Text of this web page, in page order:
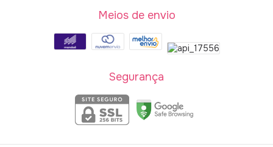
Meios de envio
Segurança